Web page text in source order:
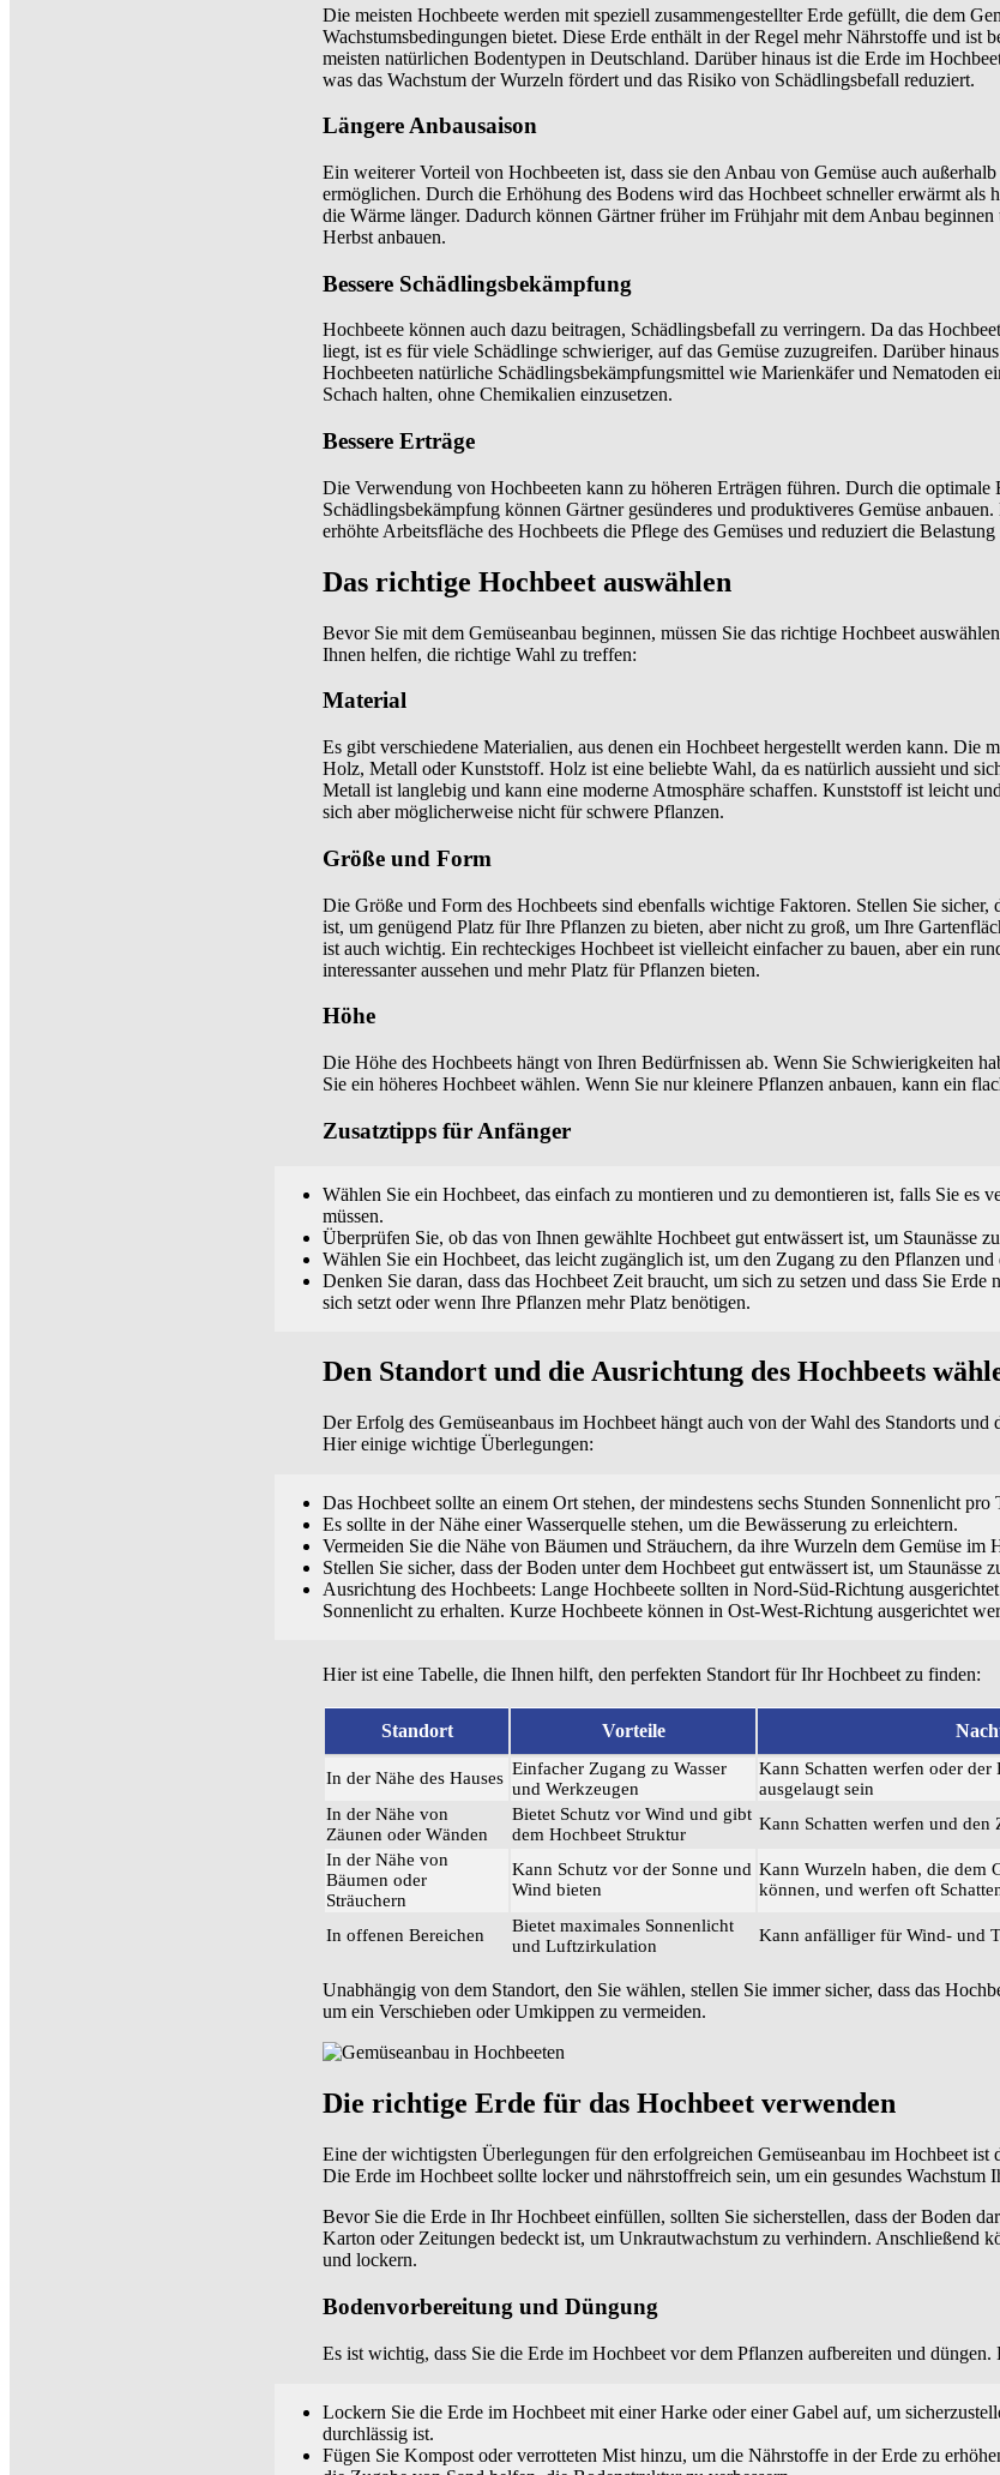
Die meisten Hochbeete werden mit speziell zusammengestellter Erde gefüllt, die dem
Wachstumsbedingungen bietet. Diese Erde enthält in der Regel mehr Nährstoffe und ist
meisten natürlichen Bodentypen in Deutschland. Darüber hinaus ist die Erde im
was das Wachstum der Wurzeln fördert und das Risiko von Schädlingsbefall reduziert.
Längere Anbausaison
Ein weiterer Vorteil von Hochbeeten ist, dass sie den Anbau von Gemüse auch
ermöglichen. Durch die Erhöhung des Bodens wird das Hochbeet schneller erwärmt als
die Wärme länger. Dadurch können Gärtner früher im Frühjahr mit dem Anbau beginnen
Herbst anbauen.
Bessere Schädlingsbekämpfung
Hochbeete können auch dazu beitragen, Schädlingsbefall zu verringern. Da das
liegt, ist es für viele Schädlinge schwieriger, auf das Gemüse zuzugreifen. Darüber
Hochbeeten natürliche Schädlingsbekämpfungsmittel wie Marienkäfer und Nematoden
Schach halten, ohne Chemikalien einzusetzen.
Bessere Erträge
Die Verwendung von Hochbeeten kann zu höheren Erträgen führen. Durch die optimale
Schädlingsbekämpfung können Gärtner gesünderes und produktiveres Gemüse
erhöhte Arbeitsfläche des Hochbeets die Pflege des Gemüses und reduziert die
Das richtige Hochbeet auswählen
Bevor Sie mit dem Gemüseanbau beginnen, müssen Sie das richtige Hochbeet
Ihnen helfen, die richtige Wahl zu treffen:
Material
Es gibt verschiedene Materialien, aus denen ein Hochbeet hergestellt werden kann. Die
Holz, Metall oder Kunststoff. Holz ist eine beliebte Wahl, da es natürlich aussieht und
Metall ist langlebig und kann eine moderne Atmosphäre schaffen. Kunststoff ist leicht
sich aber möglicherweise nicht für schwere Pflanzen.
Größe und Form
Die Größe und Form des Hochbeets sind ebenfalls wichtige Faktoren. Stellen Sie sicher,
ist, um genügend Platz für Ihre Pflanzen zu bieten, aber nicht zu groß, um Ihre
ist auch wichtig. Ein rechteckiges Hochbeet ist vielleicht einfacher zu bauen, aber ein
interessanter aussehen und mehr Platz für Pflanzen bieten.
Höhe
Die Höhe des Hochbeets hängt von Ihren Bedürfnissen ab. Wenn Sie Schwierigkeiten
Sie ein höheres Hochbeet wählen. Wenn Sie nur kleinere Pflanzen anbauen, kann ein
Zusatztipps für Anfänger
Wählen Sie ein Hochbeet, das einfach zu montieren und zu demontieren ist, falls Sie es
müssen.
Überprüfen Sie, ob das von Ihnen gewählte Hochbeet gut entwässert ist, um Staunässe
Wählen Sie ein Hochbeet, das leicht zugänglich ist, um den Zugang zu den Pflanzen
Denken Sie daran, dass das Hochbeet Zeit braucht, um sich zu setzen und dass Sie Erde
sich setzt oder wenn Ihre Pflanzen mehr Platz benötigen.
Den Standort und die Ausrichtung des Hochbeets
Der Erfolg des Gemüseanbaus im Hochbeet hängt auch von der Wahl des Standorts und
Hier einige wichtige Überlegungen:
Das Hochbeet sollte an einem Ort stehen, der mindestens sechs Stunden Sonnenlicht pro
Es sollte in der Nähe einer Wasserquelle stehen, um die Bewässerung zu erleichtern.
Vermeiden Sie die Nähe von Bäumen und Sträuchern, da ihre Wurzeln dem Gemüse im
Stellen Sie sicher, dass der Boden unter dem Hochbeet gut entwässert ist, um Staunässe
Ausrichtung des Hochbeets: Lange Hochbeete sollten in Nord-Süd-Richtung
Sonnenlicht zu erhalten. Kurze Hochbeete können in Ost-West-Richtung ausgerichtet
Hier ist eine Tabelle, die Ihnen hilft, den perfekten Standort für Ihr Hochbeet zu finden:
Standort Vorteile
In der Nähe des Hauses Einfacher Zugang zu Wasser
und Werkzeugen
Kann Schatten werfen oder der
ausgelaugt sein
In der Nähe von
Zäunen oder Wänden
Bietet Schutz vor Wind und gibt
dem Hochbeet Struktur
Kann Schatten werfen und den
In der Nähe von
Bäumen oder
Sträuchern
Kann Schutz vor der Sonne und
Wind bieten
Kann Wurzeln haben, die dem
können, und werfen oft
In offenen Bereichen
Bietet maximales Sonnenlicht
und Luftzirkulation
Kann anfälliger für Wind- und
Unabhängig von dem Standort, den Sie wählen, stellen Sie immer sicher, dass das
um ein Verschieben oder Umkippen zu vermeiden.
Die richtige Erde für das Hochbeet verwenden
Eine der wichtigsten Überlegungen für den erfolgreichen Gemüseanbau im Hochbeet ist
Die Erde im Hochbeet sollte locker und nährstoffreich sein, um ein gesundes Wachstum
Bevor Sie die Erde in Ihr Hochbeet einfüllen, sollten Sie sicherstellen, dass der Boden
Karton oder Zeitungen bedeckt ist, um Unkrautwachstum zu verhindern. Anschließend
und lockern.
Bodenvorbereitung und Düngung
Es ist wichtig, dass Sie die Erde im Hochbeet vor dem Pflanzen aufbereiten und
Lockern Sie die Erde im Hochbeet mit einer Harke oder einer Gabel auf, um
durchlässig ist.
Fügen Sie Kompost oder verrotteten Mist hinzu, um die Nährstoffe in der Erde zu